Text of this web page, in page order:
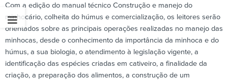
Com a edição do manual técnico Construção e manejo do
minhocário, colheita do húmus e comercialização, os leitores serão
orientados sobre as principais operações realizadas no manejo das
minhocas, desde o conhecimento da importância da minhoca e do
húmus, a sua biologia, o atendimento à legislação vigente, a
identificação das espécies criadas em cativeiro, a finalidade da
criação, a preparação dos alimentos, a construção de um